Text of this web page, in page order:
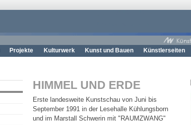
Projekte Kulturwerk Kunst und Bauen Künstlerseiten
HIMMEL UND ERDE
Erste landesweite Kunstschau von Juni bis
September 1991 in der Lesehalle Kühlungsborn
und im Marstall Schwerin mit "RAUMZWANG"